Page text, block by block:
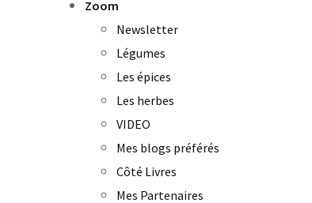
Zoom
Newsletter
Légumes
Les épices
Les herbes
VIDEO
Mes blogs préférés
Côté Livres
Mes Partenaires